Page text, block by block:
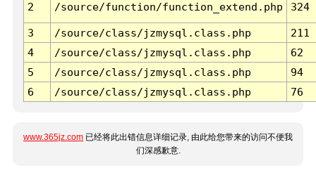
2 /source/function/function_extend.php 324
3 /source/class/jzmysql.class.php
211
4
/source/class/jzmysql.class.php
62
5
/source/class/jzmysql.class.php
94
6
/source/class/jzmysql.class.php 76
www.365jz.com 已经将此出错信息详细记录, 由此给您带来的访问不便我
们深感歉意.